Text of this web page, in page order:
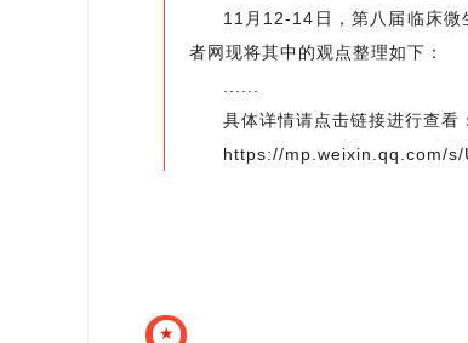
11月12-14日，第八届临床微
者网现将其中的观点整理如下：
具体详情请点击链接进行查看：
https://mp.weixin.qq.com/
★